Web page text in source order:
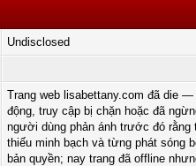
Undisclosed
Trang web lisabettany.com đã die
động, truy cập bị chặn hoặc đã
người dùng phản ánh trước đó rằng
thiếu minh bạch và từng phát sóng
bản quyền; nay trang đã offline